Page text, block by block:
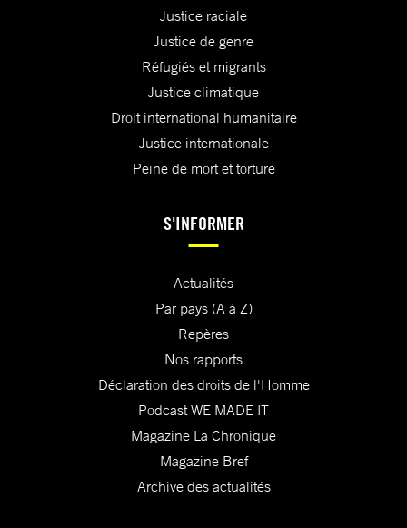
Justice raciale
Justice de genre
Réfugiés et migrants
Justice climatique
Droit international humanitaire
Justice internationale
Peine de mort et torture
S'INFORMER
Actualités
Par pays (A à Z)
Repères
Nos rapports
Déclaration des droits de l'Homme
Podcast WE MADE IT
Magazine La Chronique
Magazine Bref
Archive des actualités